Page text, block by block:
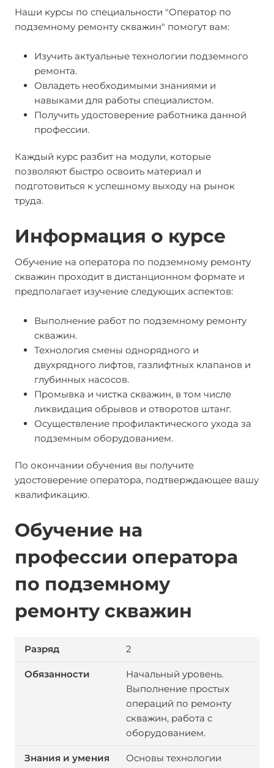
Наши курсы по специальности "Оператор по
подземному ремонту скважин" помогут вам:
Изучить актуальные технологии подземного
ремонта.
Овладеть необходимыми знаниями и
навыками для работы специалистом.
Получить удостоверение работника данной
профессии.
Каждый курс разбит на модули, которые
позволяют быстро освоить материал и
подготовиться к успешному выходу на рынок
труда.
Информация о курсе
Обучение на оператора по подземному ремонту
скважин проходит в дистанционном формате и
предполагает изучение следующих аспектов:
Выполнение работ по подземному ремонту
скважин.
Технология смены однорядного и
двухрядного лифтов, газлифтных клапанов и
глубинных насосов.
Промывка и чистка скважин, в том числе
ликвидация обрывов и отворотов штанг.
Осуществление профилактического ухода за
подземным оборудованием.
По окончании обучения вы получите
удостоверение оператора, подтверждающее вашу
квалификацию.
Обучение на
профессии оператора
по подземному
ремонту скважин
2
Начальный уровень.
Выполнение простых
операций по ремонту
скважин, работа с
оборудованием.
Основы технологии